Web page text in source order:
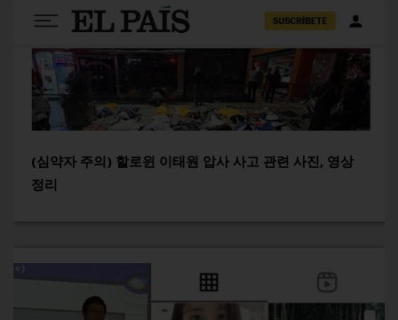
(심약자 주의) 할로윈 이태원 압사 사고 관련 사진, 영상
정리